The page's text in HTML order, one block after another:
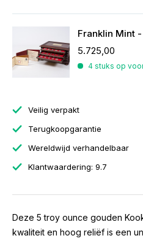
5.725,00
4 stuks op
Veilig verpakt
Terugkoopgarantie
Wereldwijd verhandelbaar
Klantwaardering: 9.7
Deze 5 troy ounce gouden
kwaliteit en hoog reliëf is een